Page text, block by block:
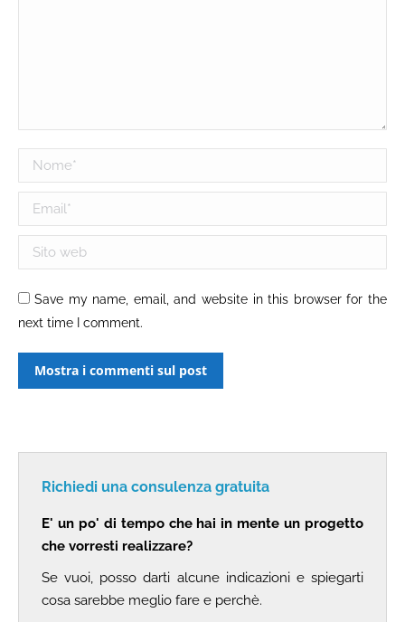
Nome *
Email *
Sito web
Save my name, email, and website in this browser for the
next time I comment.
Mostra i commenti sul post
Richiedi una consulenza gratuita
E' un po' di tempo che hai in mente un progetto
che vorresti realizzare?
Se vuoi, posso darti alcune indicazioni e spiegarti
cosa sarebbe meglio fare e perchè.